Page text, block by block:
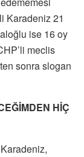
Karadeniz 21
ise 16 oy
meclis
sonra slogan
HİÇ